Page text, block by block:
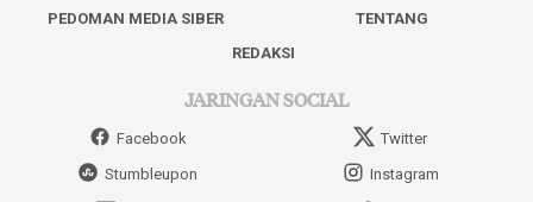
PEDOMAN MEDIA SIBER
TENTANG
REDAKSI
JARINGAN SOCIAL
Facebook
Twitter
Stumbleupon
Instagram